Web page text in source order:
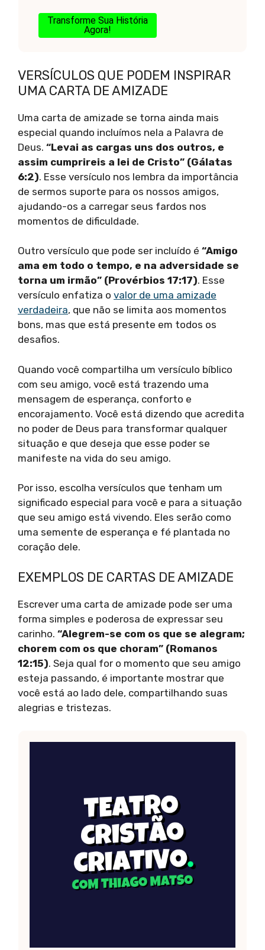
Transforme Sua História
Agora!
VERSÍCULOS QUE PODEM INSPIRAR
UMA CARTA DE AMIZADE
Uma carta de amizade se torna ainda mais
especial quando incluímos nela a Palavra de
Deus. “Levai as cargas uns dos outros, e
assim cumprireis a lei de Cristo” (Gálatas
6:2). Esse versículo nos lembra da importância
de sermos suporte para os nossos amigos,
ajudando-os a carregar seus fardos nos
momentos de dificuldade.
Outro versículo que pode ser incluído é “Amigo
ama em todo o tempo, e na adversidade se
torna um irmão” (Provérbios 17:17). Esse
versículo enfatiza o valor de uma amizade
verdadeira, que não se limita aos momentos
bons, mas que está presente em todos os
desafios.
Quando você compartilha um versículo bíblico
com seu amigo, você está trazendo uma
mensagem de esperança, conforto e
encorajamento. Você está dizendo que acredita
no poder de Deus para transformar qualquer
situação e que deseja que esse poder se
manifeste na vida do seu amigo.
Por isso, escolha versículos que tenham um
significado especial para você e para a situação
que seu amigo está vivendo. Eles serão como
uma semente de esperança e fé plantada no
coração dele.
EXEMPLOS DE CARTAS DE AMIZADE
Escrever uma carta de amizade pode ser uma
forma simples e poderosa de expressar seu
carinho. “Alegrem-se com os que se alegram;
chorem com os que choram” (Romanos
12:15). Seja qual for o momento que seu amigo
esteja passando, é importante mostrar que
você está ao lado dele, compartilhando suas
alegrias e tristezas.